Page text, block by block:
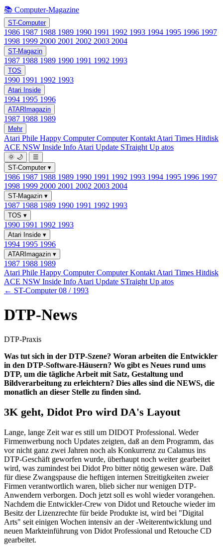
📚 Computer-Magazine
ST-Computer
1986 1987 1988 1989 1990 1991 1992 1993 1994 1995 1996 1997
1998 1999 2000 2001 2002 2003 2004
ST-Magazin
1987 1988 1989 1990 1991 1992 1993
TOS
1990 1991 1992 1993
Atari Inside
1994 1995 1996
ATARImagazin
1987 1988 1989
Mehr
Atari Phile Happy ComputerComputer Kontakt Atari Times Hitdisk
ACE NSW Inside Info Atari Update STraight Up atos
🌞 🌙
☰
ST-Computer ▾
1986 1987 1988 1989 1990 1991 1992 1993 1994 1995 1996 1997
1998 1999 2000 2001 2002 2003 2004
ST-Magazin ▾
1987 1988 1989 1990 1991 1992 1993
TOS ▾
1990 1991 1992 1993
Atari Inside ▾
1994 1995 1996
ATARImagazin ▾
1987 1988 1989
Atari Phile Happy ComputerComputer Kontakt Atari Times Hitdisk
ACE NSW Inside Info Atari Update STraight Up atos
← ST-Computer 08 / 1993
DTP-News
DTP-Praxis
Was tut sich in der DTP-Szene? Woran arbeiten die Entwickler
in den DTP-Software-Häusern? Wo gibt es Neues rund ums
DTP, um die tägliche Arbeit mit Satz, Gestaltung und
Bildverarbeitung zu erleichtern? Dies alles sind die NEWS, die
monatlich an dieser Stelle zu finden sind.
3K geht, Didot Pro wird DA's Layout
Lange, lange Zeit war es still um DIDOT Professional. Weder
Firmenwerbung noch Updates zeigten, daß an dem Programm, das
vor nicht ganz zwei Jahren noch als Konkurrenz zu Calamus ins
DTP-Geschäft geworfen wurde, überhaupt noch weiter gearbeitet
wird, was zumindest bei Didot Pro bitter nötig gewesen wäre. Daß
für diese Zwangspause die heftigen internen Streitigkeiten zweier
Firmen verantwortlich waren, blieb sicher nur wenigen DTP-
Anwendern verborgen. Doch jetzt soll es wohl wieder vorangehen.
Nachdem die Entwickler-Crew von Didot und Retouche wieder im
Besitz der Lizenzrechte für beide Produkte ist, wird bei "Digital
Arts" seit einigen Wochen intensiv an der -Weiterentwicklung und
neuen Markteinführung von Didot Professional und Retouche CD
gearbeitet.